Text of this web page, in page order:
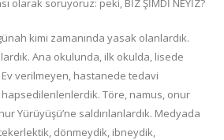
olarak soruyoruz: peki, BİZ ŞİMDİ NEYİZ?
kimi zamanında yasak olanlardık.
Ana okulunda, ilk okulda, lisede
Ev verilmeyen, hastanede tedavi
Töre, namus, onur
Yürüyüşü’ne saldırılanlardık. Medyada
dönmeydik, ibneydik,